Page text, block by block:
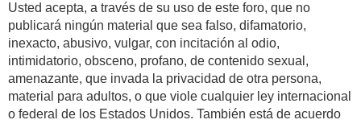
Usted acepta, a través de su uso de este foro, que no
publicará ningún material que sea falso, difamatorio,
inexacto, abusivo, vulgar, con incitación al odio,
intimidatorio, obsceno, profano, de contenido sexual,
amenazante, que invada la privacidad de otra persona,
material para adultos, o que viole cualquier ley internacional
o federal de los Estados Unidos. También está de acuerdo